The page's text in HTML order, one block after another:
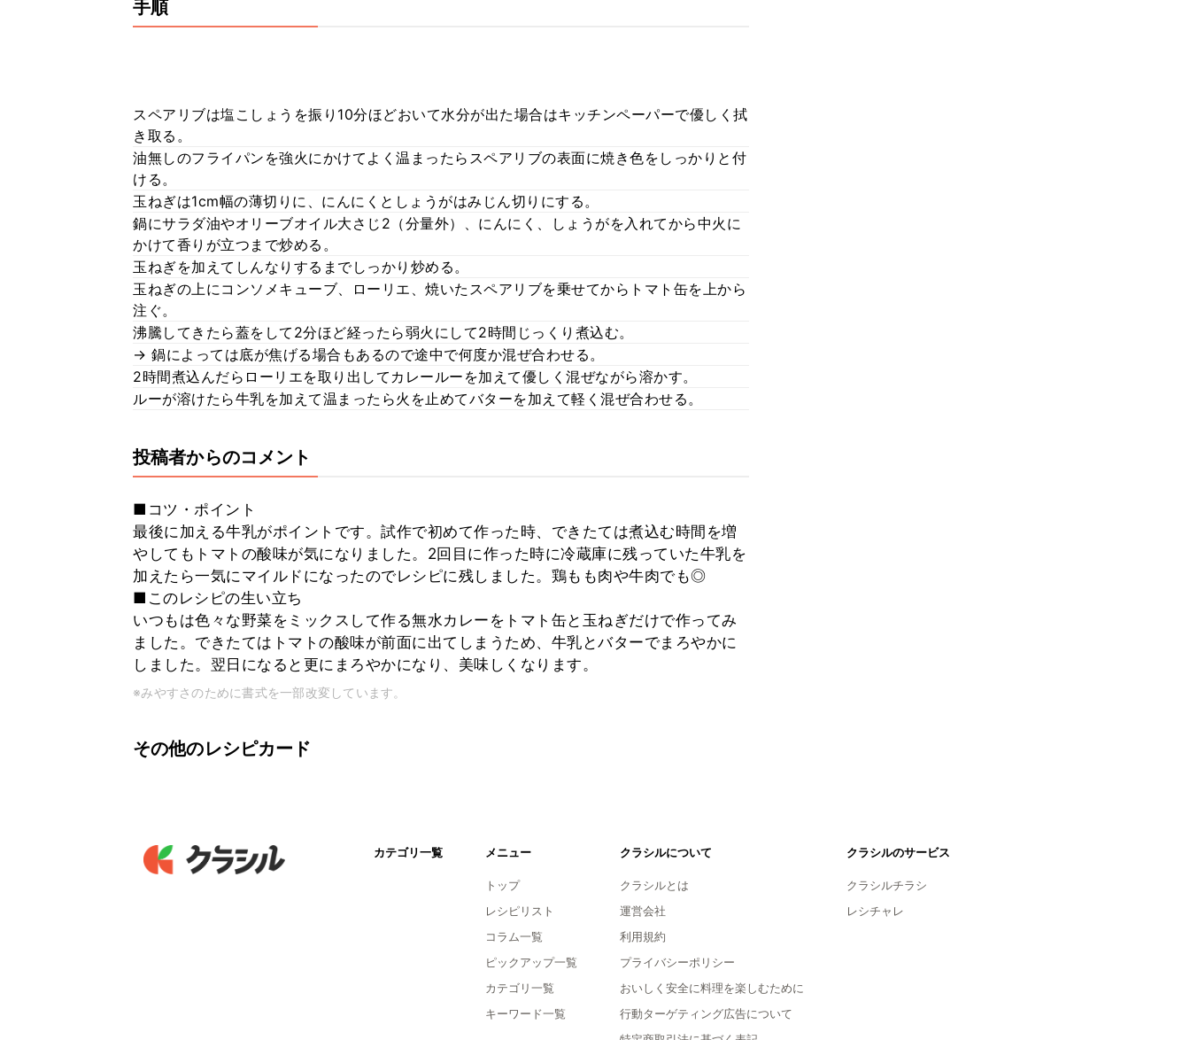
手順
スペアリブは塩こしょうを振り10分ほどおいて水分が出た場合はキッチンペーパーで優しく拭
き取る。
油無しのフライパンを強火にかけてよく温まったらスペアリブの表面に焼き色をしっかりと付
ける。
玉ねぎは1cm幅の薄切りに、にんにくとしょうがはみじん切りにする。
鍋にサラダ油やオリーブオイル大さじ2（分量外）、にんにく、しょうがを入れてから中火に
かけて香りが立つまで炒める。
玉ねぎを加えてしんなりするまでしっかり炒める。
玉ねぎの上にコンソメキューブ、ローリエ、焼いたスペアリブを乗せてからトマト缶を上から
注ぐ。
沸騰してきたら蓋をして2分ほど経ったら弱火にして2時間じっくり煮込む。
→ 鍋によっては底が焦げる場合もあるので途中で何度か混ぜ合わせる。
2時間煮込んだらローリエを取り出してカレールーを加えて優しく混ぜながら溶かす。
ルーが溶けたら牛乳を加えて温まったら火を止めてバターを加えて軽く混ぜ合わせる。
投稿者からのコメント
■コツ・ポイント
最後に加える牛乳がポイントです。試作で初めて作った時、できたては煮込む時間を増
やしてもトマトの酸味が気になりました。2回目に作った時に冷蔵庫に残っていた牛乳を
加えたら一気にマイルドになったのでレシピに残しました。鶏もも肉や牛肉でも◎
■このレシピの生い立ち
いつもは色々な野菜をミックスして作る無水カレーをトマト缶と玉ねぎだけで作ってみ
ました。できたてはトマトの酸味が前面に出てしまうため、牛乳とバターでまろやかに
しました。翌日になると更にまろやかになり、美味しくなります。
※みやすさのために書式を一部改変しています。
その他のレシピカード
カテゴリ一覧 メニュー
トップ
レシピリスト
コラム一覧
ピックアップ一覧
カテゴリ一覧
キーワード一覧
クラシルについて
クラシルとは
運営会社
利用規約
プライバシーポリシー
おいしく安全に料理を楽しむために
行動ターゲティング広告について
クラシルのサービス
クラシルチラシ
レシチャレ